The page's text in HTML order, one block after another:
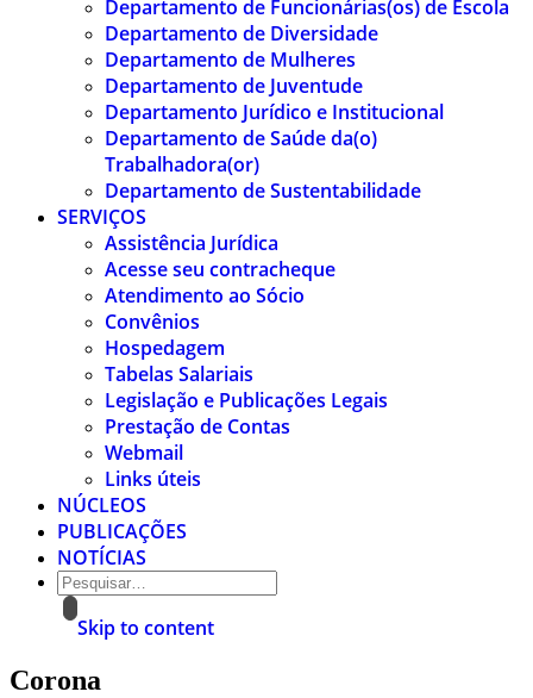
Departamento de Funcionárias(os) de Escola
Departamento de Diversidade
Departamento de Mulheres
Departamento de Juventude
Departamento Jurídico e Institucional
Departamento de Saúde da(o)
Trabalhadora(or)
Departamento de Sustentabilidade
SERVIÇOS
Assistência Jurídica
Acesse seu contracheque
Atendimento ao Sócio
Convênios
Hospedagem
Tabelas Salariais
Legislação e Publicações Legais
Prestação de Contas
Webmail
Links úteis
NÚCLEOS
PUBLICAÇÕES
NOTÍCIAS
Skip to content
Corona